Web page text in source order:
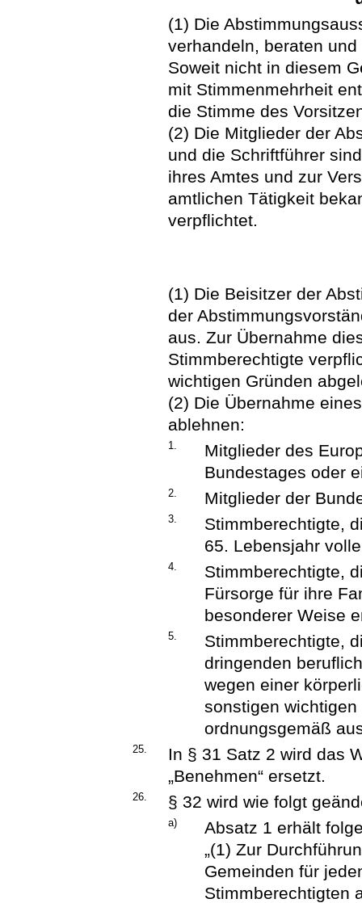
(1) Die
verhandeln, beraten
Soweit nicht in diesem
mit Stimmenmehrheit
die Stimme des
(2) Die Mitglieder der
und die Schriftführer
ihres Amtes und zur
amtlichen Tätigkeit
verpflichtet.
(1) Die Beisitzer der
der
aus. Zur Übernahme
Stimmberechtigte
wichtigen Gründen
(2) Die Übernahme
ablehnen:
1.
Mitglieder des
Bundestages oder
2. Mitglieder der
3.
Stimmberechtigte,
65. Lebensjahr
4.
Stimmberechtigte,
Fürsorge für ihre
besonderer Weise
5.
Stimmberechtigte,
dringenden
wegen einer
sonstigen
ordnungsgemäß
25.
In § 31 Satz 2 wird das
„Benehmen“ ersetzt.
26. § 32 wird wie folgt
a)
Absatz 1 erhält
„(1) Zur
Gemeinden für
Stimmberechtigten